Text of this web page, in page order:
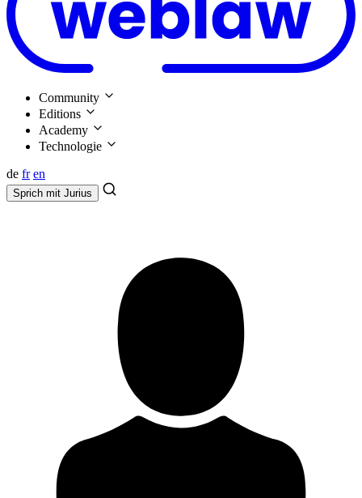
Community
Editions
Academy
Technologie
de fr en
Sprich mit Jurius